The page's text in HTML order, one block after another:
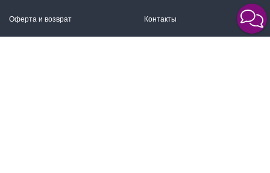
Оферта и возврат Контакты